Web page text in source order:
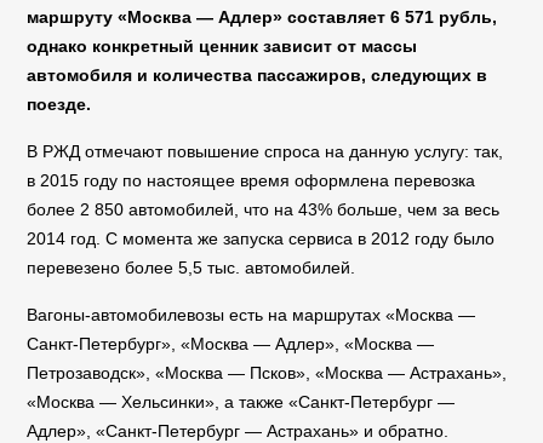
маршруту «Москва — Адлер» составляет 6 571 рубль,
однако конкретный ценник зависит от массы
автомобиля и количества пассажиров, следующих в
поезде.
В РЖД отмечают повышение спроса на данную услугу: так,
в 2015 году по настоящее время оформлена перевозка
более 2 850 автомобилей, что на 43% больше, чем за весь
2014 год. С момента же запуска сервиса в 2012 году было
перевезено более 5,5 тыс. автомобилей.
Вагоны-автомобилевозы есть на маршрутах «Москва —
Санкт-Петербург», «Москва — Адлер», «Москва —
Петрозаводск», «Москва — Псков», «Москва — Астрахань»,
«Москва — Хельсинки», а также «Санкт-Петербург —
Адлер», «Санкт-Петербург — Астрахань» и обратно.